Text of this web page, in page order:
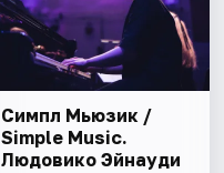
Симпл Мьюзик /
Simple Music.
Людовико Эйнауди